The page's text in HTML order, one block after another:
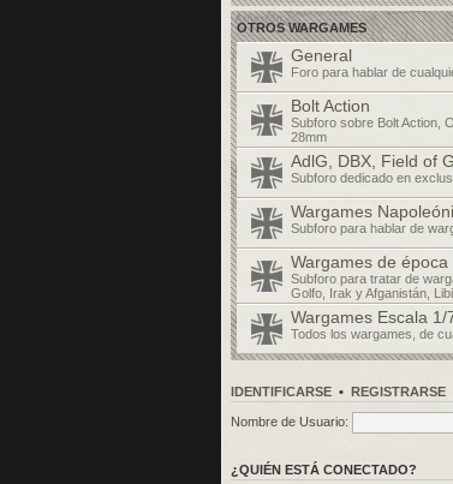
OTROS WARGAMES
General
Foro para hablar de
Bolt Action
Subforo sobre Bolt Action,
28mm
AdlG, DBX, Field of
Subforo dedicado en
Wargames
Subforo para hablar de
Wargames de época
Subforo para tratar de
Golfo, Irak y Afganistán,
Wargames Escala 1/
Todos los wargames, de
IDENTIFICARSE • REGISTRARSE
Nombre de Usuario:
¿QUIÉN ESTÁ CONECTADO?